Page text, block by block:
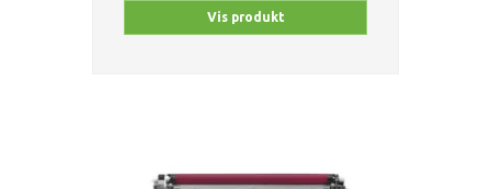
Vis produkt